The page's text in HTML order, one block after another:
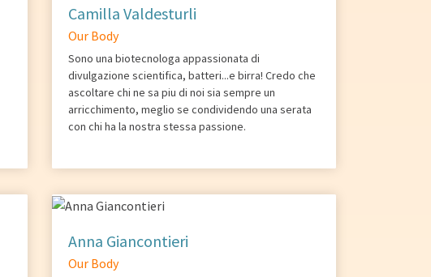
Camilla Valdesturli
Our Body
Sono una biotecnologa appassionata di
divulgazione scientifica, batteri...e birra! Credo che
ascoltare chi ne sa piu di noi sia sempre un
arricchimento, meglio se condividendo una serata
con chi ha la nostra stessa passione.
Anna Giancontieri
Our Body